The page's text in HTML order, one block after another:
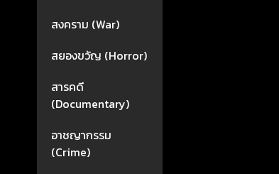
สงคราม (War)
สยองขวัญ (Horror)
สารคดี
(Documentary)
อาชญากรรม
(Crime)